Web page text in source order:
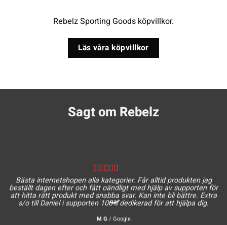
Rebelz Sporting Goods köpvillkor.
Läs våra köpvillkor
Sagt om Rebelz
Bästa internetshopen alla kategorier. Får alltid produkten jag
beställt dagen efter och fått oändligt med hjälp av supporten för
att hitta rätt produkt med snabba svar. Kan inte bli bättre. Extra
s/o till Daniel i supporten 100% dedikerad för att hjälpa dig.
M G / Google